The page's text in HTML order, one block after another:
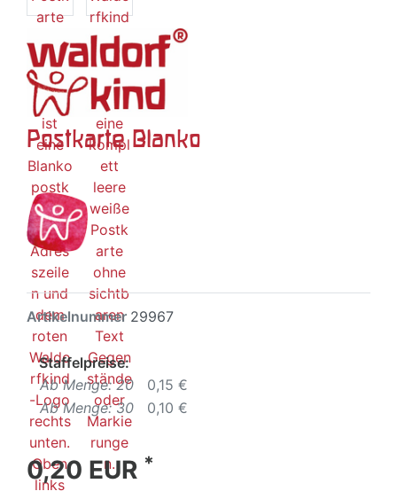
Postkarte Blanko
Artikelnummer 29967
Staffelpreise:
Ab Menge: 20
0,15 €
Ab Menge: 30
0,10 €
0,20 EUR *